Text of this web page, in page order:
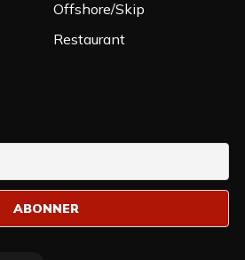
Offshore/Skip
Restaurant